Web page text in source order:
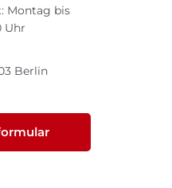
Montag bis
Uhr
Berlin